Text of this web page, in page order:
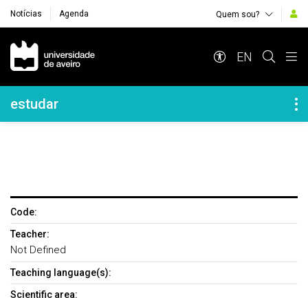
Notícias Agenda Quem sou?
Navegação Principal
EN
Navegação Lateral
estudar
Code:
Teacher:
Not Defined
Teaching language(s):
Scientific area: